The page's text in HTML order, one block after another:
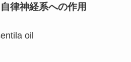
律神経系への作用
oil